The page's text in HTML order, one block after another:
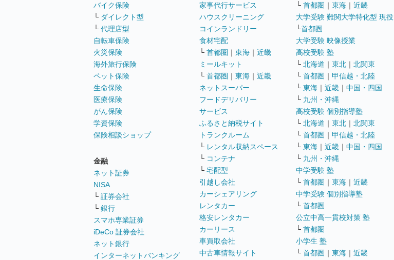
バイク保険
└ ダイレクト型
└ 代理店型
自転車保険
火災保険
海外旅行保険
ペット保険
生命保険
医療保険
がん保険
学資保険
保険相談ショップ
金融
ネット証券
NISA
└ 証券会社
└ 銀行
スマホ専業証券
iDeCo 証券会社
ネット銀行
インターネットバンキング
家事代行サービス
ハウスクリーニング
コインランドリー
食材宅配
└ 首都圏 ｜ 東海 ｜ 近畿
ミールキット
└ 首都圏 ｜ 東海 ｜ 近畿
ネットスーパー
フードデリバリー
サービス
ふるさと納税サイト
トランクルーム
└ レンタル収納スペース
└ コンテナ
└ 宅配型
引越し会社
カーシェアリング
レンタカー
格安レンタカー
カーリース
車買取会社
中古車情報サイト
└ 首都圏 ｜ 東海 ｜ 近畿
大学受験 難関大学特化型 現役
└首都圏
大学受験 映像授業
高校受験 塾
└ 北海道 ｜ 東北 ｜ 北関東
└ 首都圏 ｜ 甲信越・北陸
└ 東海 ｜ 近畿 ｜ 中国・四国
└ 九州・沖縄
高校受験 個別指導塾
└ 北海道 ｜ 東北 ｜ 北関東
└ 首都圏 ｜ 甲信越・北陸
└ 東海 ｜ 近畿 ｜ 中国・四国
└ 九州・沖縄
中学受験 塾
└ 首都圏 ｜ 東海 ｜ 近畿
中学受験 個別指導塾
└ 首都圏
公立中高一貫校対策 塾
└ 首都圏
小学生 塾
└ 首都圏 ｜ 東海 ｜ 近畿